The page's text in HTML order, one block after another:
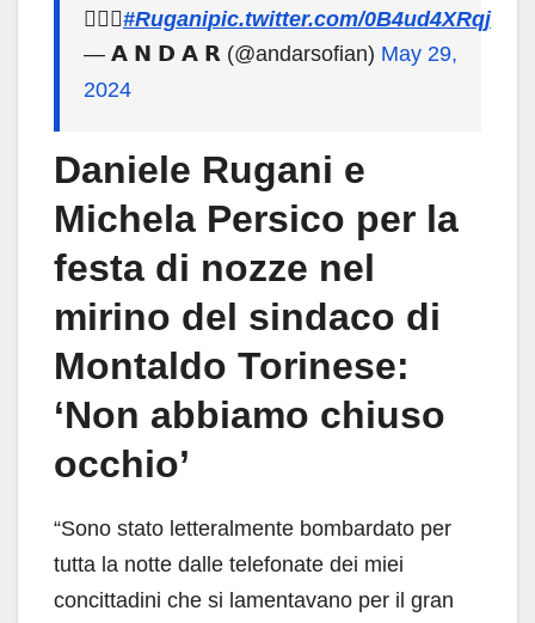
🤵🏻‍♂️#Ruganipic.twitter.com/0B4ud4XRqj
— 𝗔 𝗡 𝗗 𝗔 𝗥 (@andarsofian) May 29,
2024
Daniele Rugani e
Michela Persico per la
festa di nozze nel
mirino del sindaco di
Montaldo Torinese:
‘Non abbiamo chiuso
occhio’
“Sono stato letteralmente bombardato per
tutta la notte dalle telefonate dei miei
concittadini che si lamentavano per il gran